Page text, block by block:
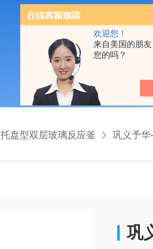
欢迎您！
来自美国的朋
您的吗？
托盘型双层玻璃反应釜 巩义予
巩